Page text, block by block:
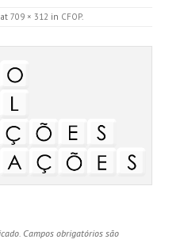
709 × 312 in CFOP.
Campos obrigatórios são